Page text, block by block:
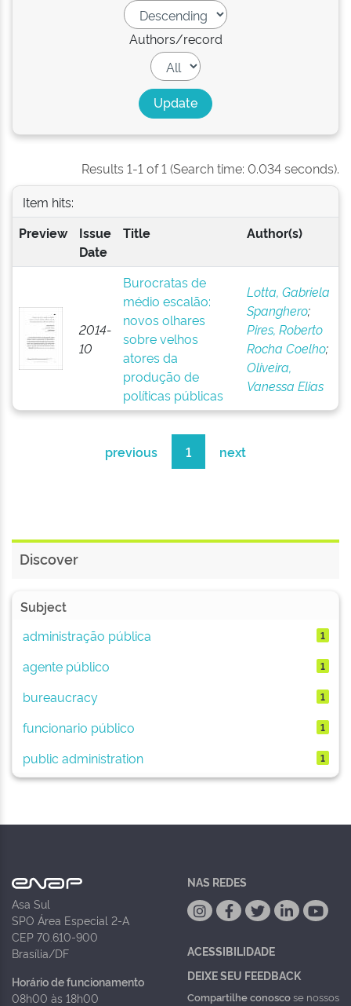
Authors/record
Results 1-1 of 1 (Search time: 0.034 seconds).
Item hits:
Preview
Issue
Date
Title Author(s)
2014-
10
Burocratas de
médio escalão:
novos olhares
sobre velhos
atores da
produção de
políticas públicas
Lotta, Gabriela
Spanghero;
Pires, Roberto
Rocha Coelho;
Oliveira,
Vanessa Elias
previous 1 next
Discover
Subject
administração pública
1
agente público 1
bureaucracy 1
funcionario público 1
public administration 1
Asa Sul
SPO Área Especial 2-A
CEP 70.610-900
Brasília/DF
Horário de funcionamento
08h00 às 18h00
NAS REDES
ACESSIBILIDADE
DEIXE SEU FEEDBACK
Compartilhe conoscose nossos